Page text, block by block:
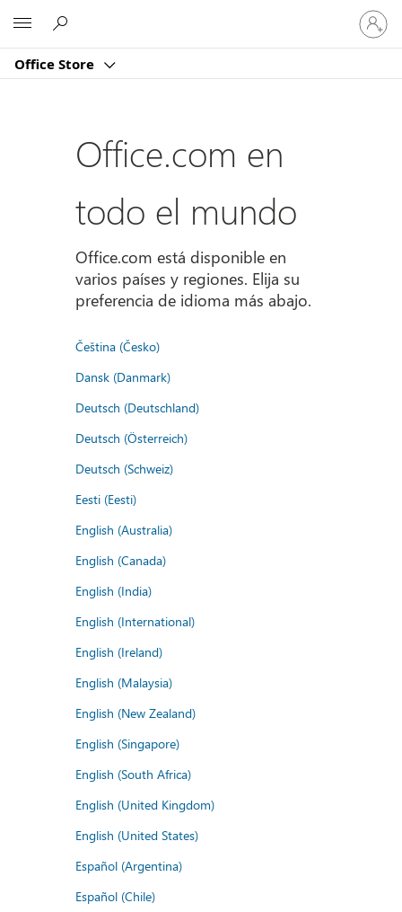
Office Store
Iniciar
sesión
en
cuenta
Office.com en
todo el mundo
Office.com está disponible en
varios países y regiones. Elija su
preferencia de idioma más abajo.
Čeština (Česko)
Dansk (Danmark)
Deutsch (Deutschland)
Deutsch (Österreich)
Deutsch (Schweiz)
Eesti (Eesti)
English (Australia)
English (Canada)
English (India)
English (International)
English (Ireland)
English (Malaysia)
English (New Zealand)
English (Singapore)
English (South Africa)
English (United Kingdom)
English (United States)
Español (Argentina)
Español (Chile)